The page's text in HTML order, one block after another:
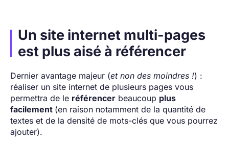
Un site internet multi-pages
est plus aisé à référencer
Dernier avantage majeur (et non des moindres !) :
réaliser un site internet de plusieurs pages vous
permettra de le référencer beaucoup plus
facilement (en raison notamment de la quantité de
textes et de la densité de mots-clés que vous pourrez
ajouter).